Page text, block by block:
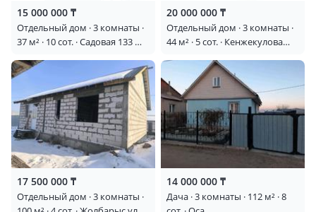
15 000 000 ₸
Отдельный дом · 3 комнаты ·
37 м² · 10 сот. · Садовая 133 —
километр
20 000 000 ₸
Отдельный дом · 3 комнаты ·
44 м² · 5 сот. · Кенжекулова
17 500 000 ₸
Отдельный дом · 3 комнаты ·
14 000 000 ₸
Дача · 3 комнаты · 112 м² · 8